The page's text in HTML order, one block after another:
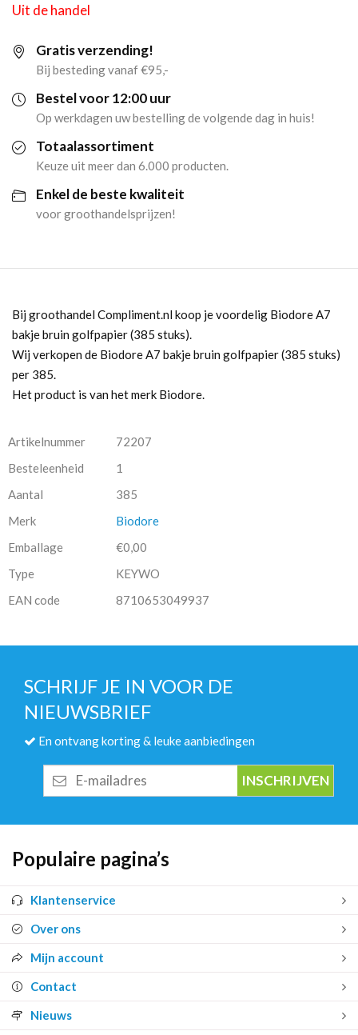
Uit de handel
Gratis verzending!
Bij besteding vanaf €95,-
Bestel voor 12:00 uur
Op werkdagen uw bestelling de volgende dag in huis!
Totaalassortiment
Keuze uit meer dan 6.000 producten.
Enkel de beste kwaliteit
voor groothandelsprijzen!
Bij groothandel Compliment.nl koop je voordelig Biodore A7
bakje bruin golfpapier (385 stuks).
Wij verkopen de Biodore A7 bakje bruin golfpapier (385 stuks)
per 385.
Het product is van het merk Biodore.
Artikelnummer
72207
Besteleenheid
1
Aantal
385
Merk
Biodore
Emballage
€0,00
Type
KEYWO
EAN code
8710653049937
SCHRIJF JE IN VOOR DE
NIEUWSBRIEF
En ontvang korting & leuke aanbiedingen
mailadres
Populaire pagina’s
Klantenservice
Over ons
Mijn account
Contact
Nieuws